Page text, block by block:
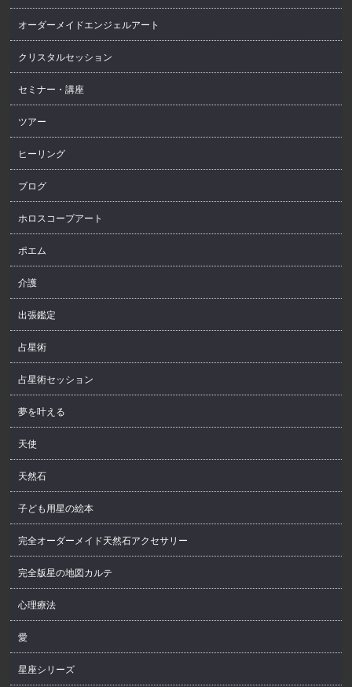
オーダーメイドエンジェルアート
クリスタルセッション
セミナー・講座
ツアー
ヒーリング
ブログ
ホロスコープアート
ポエム
介護
出張鑑定
占星術
占星術セッション
夢を叶える
天使
天然石
子ども用星の絵本
完全オーダーメイド天然石アクセサリー
完全版星の地図カルテ
心理療法
愛
星座シリーズ